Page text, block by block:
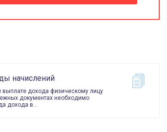
начислений
выплате дохода физическому лицу
документах необходимо
дохода в…